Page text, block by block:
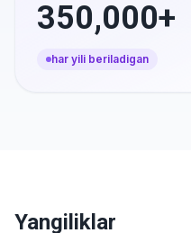
350,000+
har yili beriladigan
Yangiliklar